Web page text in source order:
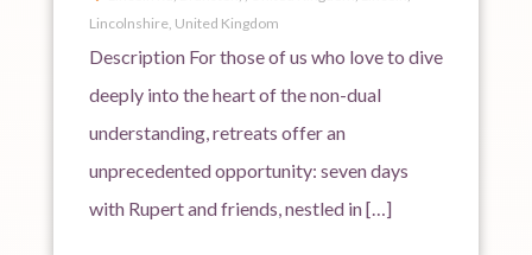
Lincolnshire, United Kingdom
Description For those of us who love to dive
deeply into the heart of the non-dual
understanding, retreats offer an
unprecedented opportunity: seven days
with Rupert and friends, nestled in […]